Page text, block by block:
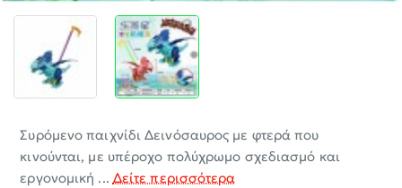
Συρόμενο παιχνίδι Δεινόσαυρος με φτερά που
κινούνται, με υπέροχο πολύχρωμο σχεδιασμό και
εργονομική ... Δείτε περισσότερα